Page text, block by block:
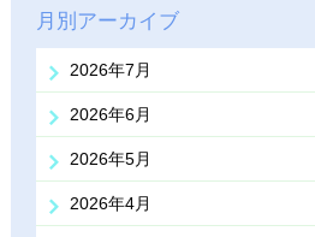
月別アーカイブ
2026年7月
2026年6月
2026年5月
2026年4月